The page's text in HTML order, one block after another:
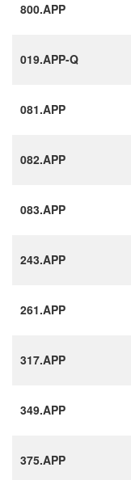
800.APP
019.APP-Q
081.APP
082.APP
083.APP
243.APP
261.APP
317.APP
349.APP
375.APP